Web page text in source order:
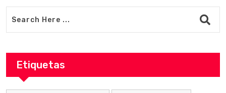
Etiquetas